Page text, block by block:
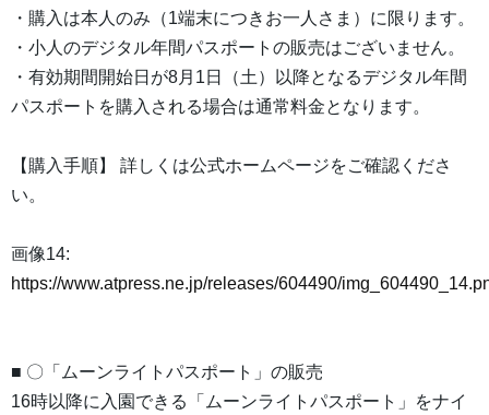
・購入は本人のみ（1端末につきお一人さま）に限ります。
・小人のデジタル年間パスポートの販売はございません。
・有効期間開始日が8月1日（土）以降となるデジタル年間
パスポートを購入される場合は通常料金となります。
【購入手順】 詳しくは公式ホームページをご確認くださ
い。
画像14:
https://www.atpress.ne.jp/releases/604490/
■ 〇「ムーンライトパスポート」の販売
16時以降に入園できる「ムーンライトパスポート」をナイ